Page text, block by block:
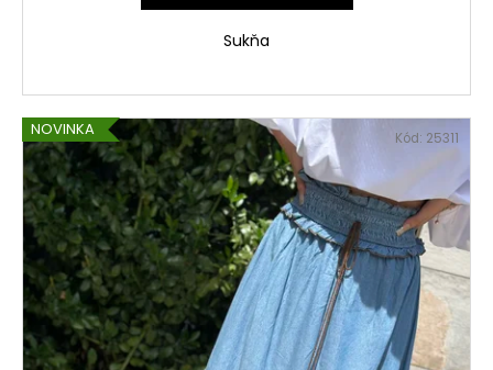
Sukňa
NOVINKA Kód: 25311